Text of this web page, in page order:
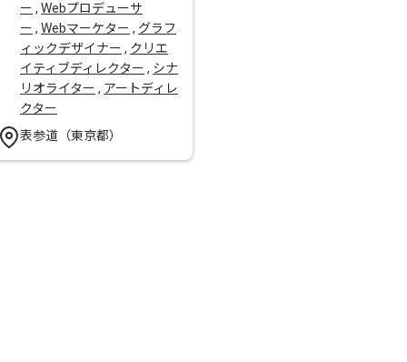
ー , Webプロデューサ
ー , Webマーケター , グラフ
ィックデザイナー , クリエ
イティブディレクター , シナ
リオライター , アートディレ
クター
表参道（東京都）